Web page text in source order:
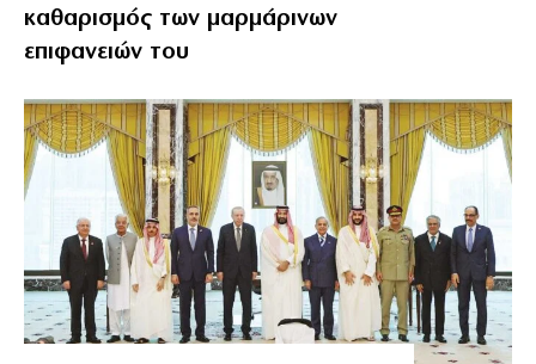
καθαρισμός των μαρμάρινων
επιφανειών του